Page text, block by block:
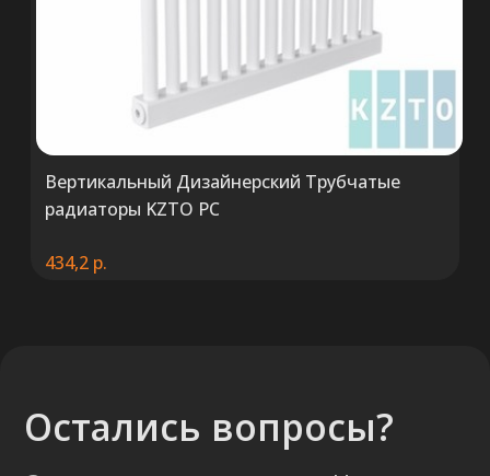
Вертикальный Дизайнерский Трубчатые
радиаторы KZTO PC
434,2 р.